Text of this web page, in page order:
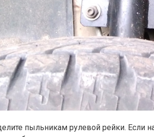
пыльникам рулевой рейки. Если